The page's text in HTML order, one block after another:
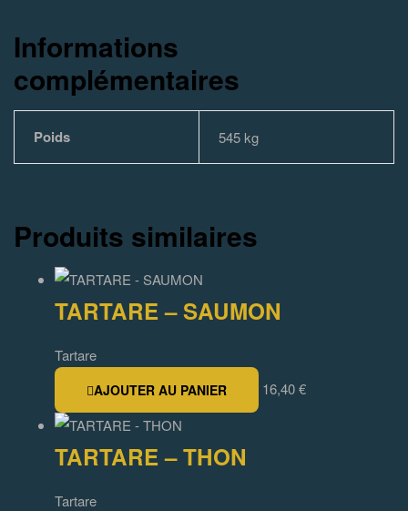
Informations
complémentaires
Poids 545 kg
Produits similaires
TARTARE – SAUMON
Tartare
AJOUTER AU PANIER 16,40€
TARTARE – THON
Tartare